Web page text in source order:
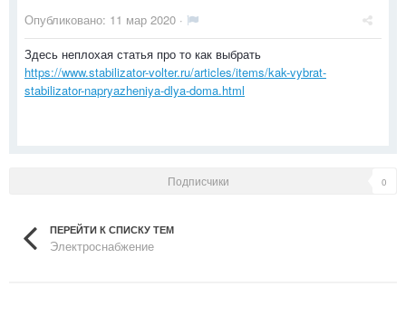
Опубликовано: 11 мар 2020 ·
Здесь неплохая статья про то как выбрать
https://www.stabilizator-volter.ru/articles/items/kak-vybrat-
stabilizator-napryazheniya-dlya-doma.html
Подписчики 0
ПЕРЕЙТИ К СПИСКУ ТЕМ
Электроснабжение